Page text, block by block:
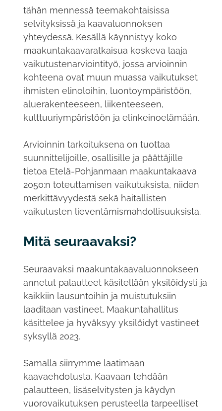
tähän mennessä teemakohtaisissa
selvityksissä ja kaavaluonnoksen
yhteydessä. Kesällä käynnistyy koko
maakuntakaavaratkaisua koskeva laaja
vaikutustenarviointityö, jossa arvioinnin
kohteena ovat muun muassa vaikutukset
ihmisten elinoloihin, luontoympäristöön,
aluerakenteeseen, liikenteeseen,
kulttuuriympäristöön ja elinkeinoelämään.
Arvioinnin tarkoituksena on tuottaa
suunnittelijoille, osallisille ja päättäjille
tietoa Etelä-Pohjanmaan maakuntakaava
2050:n toteuttamisen vaikutuksista, niiden
merkittävyydestä sekä haitallisten
vaikutusten lieventämismahdollisuuksista.
Mitä seuraavaksi?
Seuraavaksi maakuntakaavaluonnokseen
annetut palautteet käsitellään yksilöidysti ja
kaikkiin lausuntoihin ja muistutuksiin
laaditaan vastineet. Maakuntahallitus
käsittelee ja hyväksyy yksilöidyt vastineet
syksyllä 2023.
Samalla siirrymme laatimaan
kaavaehdotusta. Kaavaan tehdään
palautteen, lisäselvitysten ja käydyn
vuorovaikutuksen perusteella tarpeelliset